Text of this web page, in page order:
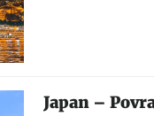
Japan –